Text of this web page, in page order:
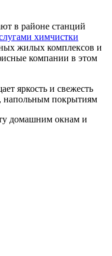
в районе станций
химчистки
жилых комплексов и
компании в этом
яркость и свежесть
напольным покрытиям
домашним окнам и